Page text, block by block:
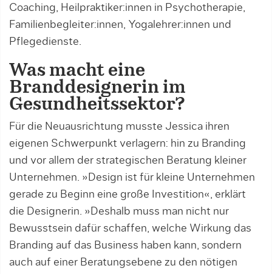
Coaching, Heilpraktiker:innen in Psychotherapie,
Familienbegleiter:innen, Yogalehrer:innen und
Pflegedienste.
Was macht eine
Branddesignerin im
Gesundheitssektor?
Für die Neuausrichtung musste Jessica ihren
eigenen Schwerpunkt verlagern: hin zu Branding
und vor allem der strategischen Beratung kleiner
Unternehmen. »Design ist für kleine Unternehmen
gerade zu Beginn eine große Investition«, erklärt
die Designerin. »Deshalb muss man nicht nur
Bewusstsein dafür schaffen, welche Wirkung das
Branding auf das Business haben kann, sondern
auch auf einer Beratungsebene zu den nötigen